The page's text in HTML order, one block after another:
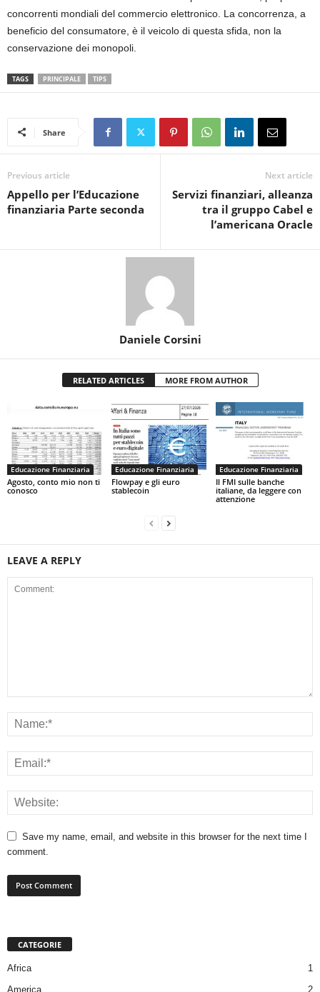
concorrenti mondiali del commercio elettronico. La concorrenza, a
beneficio del consumatore, è il veicolo di questa sfida, non la
conservazione dei monopoli.
TAGS PRINCIPALE TIPS
Share
Previous article
Appello per l’Educazione
finanziaria Parte seconda
Next article
Servizi finanziari, alleanza
tra il gruppo Cabel e
l’americana Oracle
Daniele Corsini
RELATED ARTICLES MORE FROM AUTHOR
Educazione Finanziaria
Agosto, conto mio non ti
conosco
Educazione Finanziaria
Flowpay e gli euro
stablecoin
Educazione Finanziaria
Il FMI sulle banche
italiane, da leggere con
attenzione
LEAVE A REPLY
Save my name, email, and website in this browser for the next time I
comment.
CATEGORIE
Africa
1
America
2